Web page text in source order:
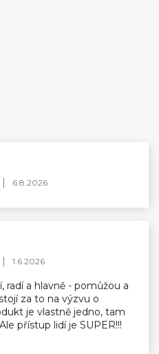
je 5 z 5 hvězdiček.
| 6.8.2026
je 5 z 5 hvězdiček.
| 1.6.2026
radí a hlavně - pomůžou a
za to na výzvu o
je vlastně jedno, tam
přístup lidí je SUPER!!!